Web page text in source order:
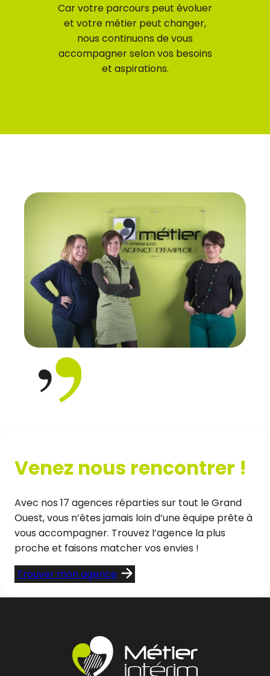
Car votre parcours peut évoluer
et votre métier peut changer,
nous continuons de vous
accompagner selon vos besoins
et aspirations.
Venez nous rencontrer !
Avec nos 17 agences réparties sur tout le Grand
Ouest, vous n’êtes jamais loin d’une équipe prête à
vous accompagner. Trouvez l’agence la plus
proche et faisons matcher vos envies !
Trouver mon agence